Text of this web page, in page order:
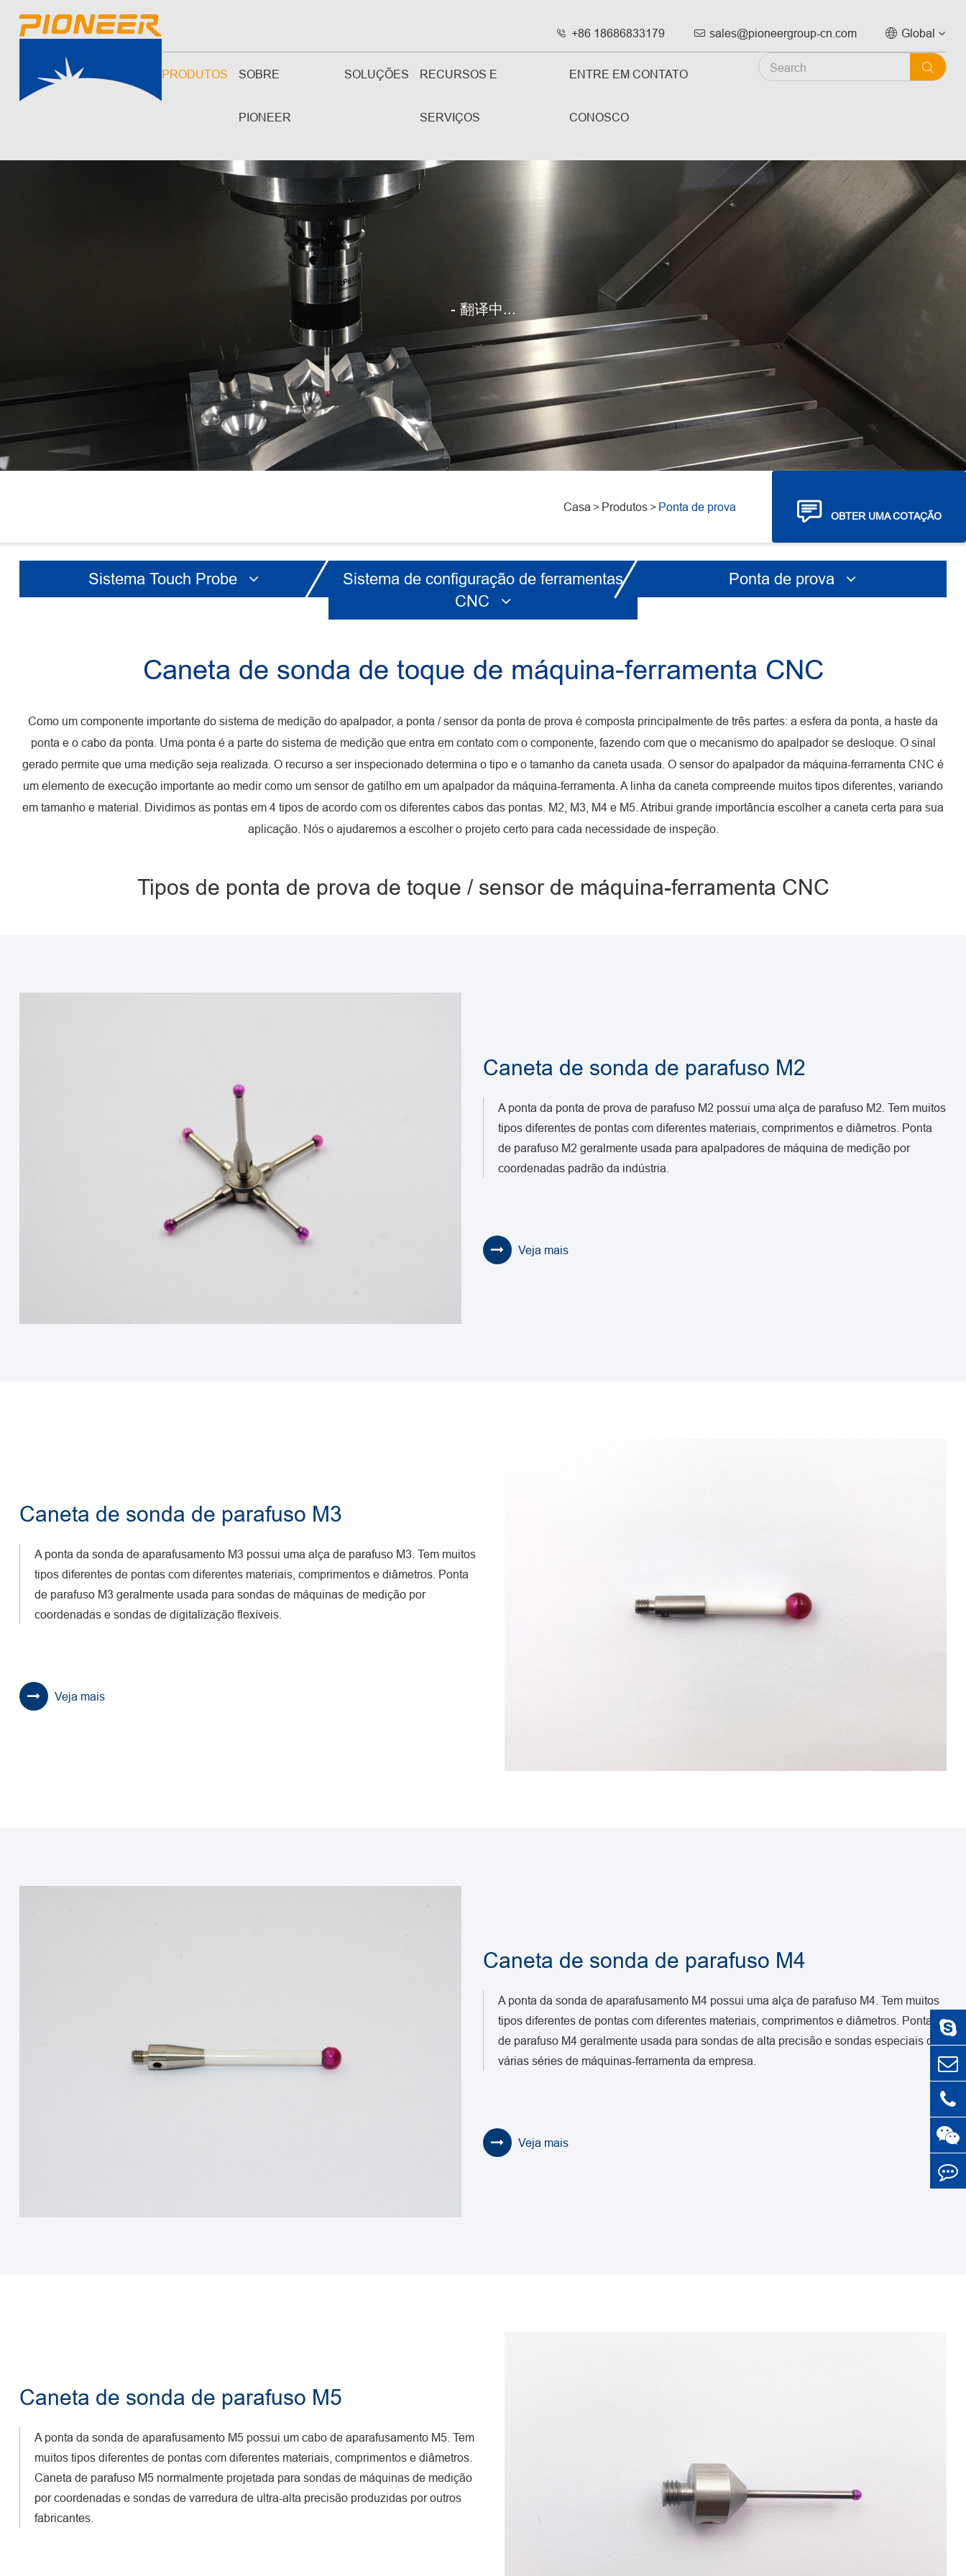
 +86 18686833179  sales@pioneergroup-cn.com  Global
PRODUTOS SOBRE
PIONEER
SOLUÇÕES RECURSOS E
SERVIÇOS
ENTRE EM CONTATO
CONOSCO

- 翻译中...
Casa Produtos Ponta de prova  OBTER UMA COTAÇÃO
Sistema Touch Probe
Sistema de configuração de ferramentas
CNC
Ponta de prova
Caneta de sonda de toque de máquina-ferramenta CNC
Como um componente importante do sistema de medição do apalpador, a ponta / sensor da ponta de prova é composta principalmente de três partes: a esfera da ponta, a haste da
ponta e o cabo da ponta. Uma ponta é a parte do sistema de medição que entra em contato com o componente, fazendo com que o mecanismo do apalpador se desloque. O sinal
gerado permite que uma medição seja realizada. O recurso a ser inspecionado determina o tipo e o tamanho da caneta usada. O sensor do apalpador da máquina-ferramenta CNC é
um elemento de execução importante ao medir como um sensor de gatilho em um apalpador da máquina-ferramenta. A linha da caneta compreende muitos tipos diferentes, variando
em tamanho e material. Dividimos as pontas em 4 tipos de acordo com os diferentes cabos das pontas. M2, M3, M4 e M5. Atribui grande importância escolher a caneta certa para sua
aplicação. Nós o ajudaremos a escolher o projeto certo para cada necessidade de inspeção.
Tipos de ponta de prova de toque / sensor de máquina-ferramenta CNC
Caneta de sonda de parafuso M2
A ponta da ponta de prova de parafuso M2 possui uma alça de parafuso M2. Tem muitos
tipos diferentes de pontas com diferentes materiais, comprimentos e diâmetros. Ponta
de parafuso M2 geralmente usada para apalpadores de máquina de medição por
coordenadas padrão da indústria.
Veja mais
Caneta de sonda de parafuso M3
A ponta da sonda de aparafusamento M3 possui uma alça de parafuso M3. Tem muitos
tipos diferentes de pontas com diferentes materiais, comprimentos e diâmetros. Ponta
de parafuso M3 geralmente usada para sondas de máquinas de medição por
coordenadas e sondas de digitalização flexíveis.
Veja mais
Caneta de sonda de parafuso M4
A ponta da sonda de aparafusamento M4 possui uma alça de parafuso M4. Tem muitos
tipos diferentes de pontas com diferentes materiais, comprimentos e diâmetros. Ponta
de parafuso M4 geralmente usada para sondas de alta precisão e sondas especiais das
várias séries de máquinas-ferramenta da empresa.
Veja mais
Caneta de sonda de parafuso M5
A ponta da sonda de aparafusamento M5 possui um cabo de aparafusamento M5. Tem
muitos tipos diferentes de pontas com diferentes materiais, comprimentos e diâmetros.
Caneta de parafuso M5 normalmente projetada para sondas de máquinas de medição
por coordenadas e sondas de varredura de ultra-alta precisão produzidas por outros
fabricantes.